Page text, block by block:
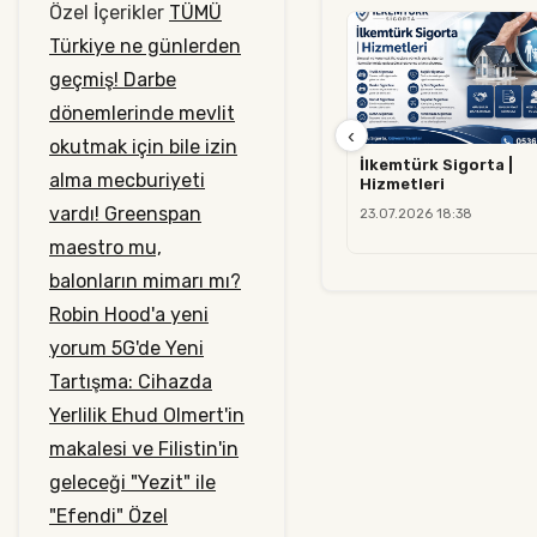
Özel İçerikler TÜMÜ
Türkiye ne günlerden
geçmiş! Darbe
dönemlerinde mevlit
okutmak için bile izin
alma mecburiyeti
vardı! Greenspan
maestro mu,
balonların mimarı mı?
Robin Hood'a yeni
yorum 5G'de Yeni
Tartışma: Cihazda
Yerlilik Ehud Olmert'in
makalesi ve Filistin'in
geleceği "Yezit" ile
"Efendi" Özel
İlkemtürk Sigorta |
Hizmetleri
23.07.2026 18:38
‹